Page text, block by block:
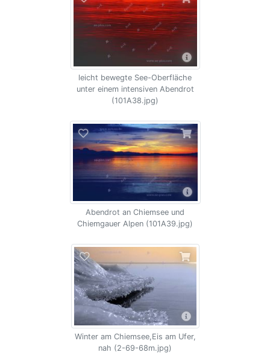
leicht bewegte See-Oberfläche
unter einem intensiven Abendrot
(101A38.jpg)
Abendrot an Chiemsee und
Chiemgauer Alpen (101A39.jpg)
Winter am Chiemsee,Eis am Ufer,
nah (2-69-68m.jpg)